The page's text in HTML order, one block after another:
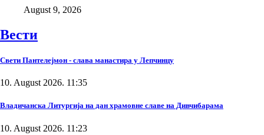
August 9, 2026
Вести
Свети Пантелејмон - слава манастира у Лепчинцу
10. August 2026. 11:35
Владичанска Литургија на дан храмовне славе на Дивчибарама
10. August 2026. 11:23